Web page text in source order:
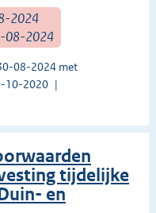
2024
08-2024
08-2024 met
10-2020
tijdelijke
en